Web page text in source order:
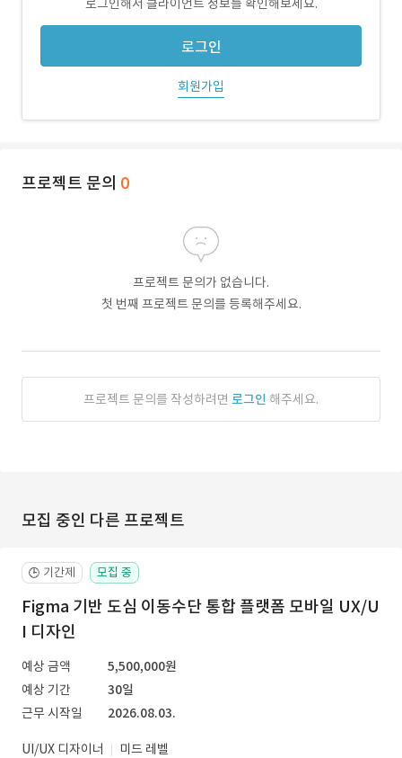
로그인해서 클라이언트 정보를 확인해보세요.
로그인
회원가입
프로젝트 문의 0
프로젝트 문의가 없습니다.
첫 번째 프로젝트 문의를 등록해주세요.
프로젝트 문의를 작성하려면 로그인 해주세요.
모집 중인 다른 프로젝트
🕒 기간제 모집 중
Figma 기반 도심 이동수단 통합 플랫폼 모바일 UX/U
I 디자인
예상 금액
5,500,000원
예상 기간
30일
근무 시작일
2026.08.03.
UI/UX 디자이너 미드 레벨